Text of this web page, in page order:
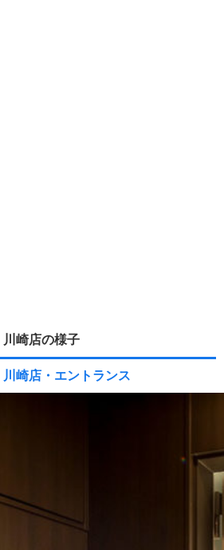
崎店の様子
崎店・エントランス